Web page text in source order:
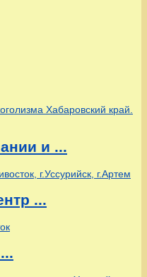
и ...
...